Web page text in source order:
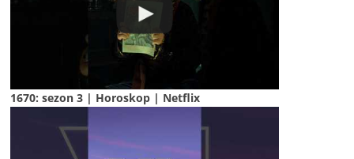
1670: sezon 3 | Horoskop | Netflix